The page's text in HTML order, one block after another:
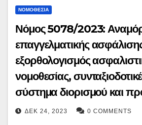
ΝΟΜΟΘΕΣΊΑ
Νόμος 5078/2023:
επαγγελματικής
εξορθολογισμός
νομοθεσίας,
σύστημα διορισμού και
των εκπαιδευτικών της
ΔΕΚ 24, 2023 0 COMMENTS